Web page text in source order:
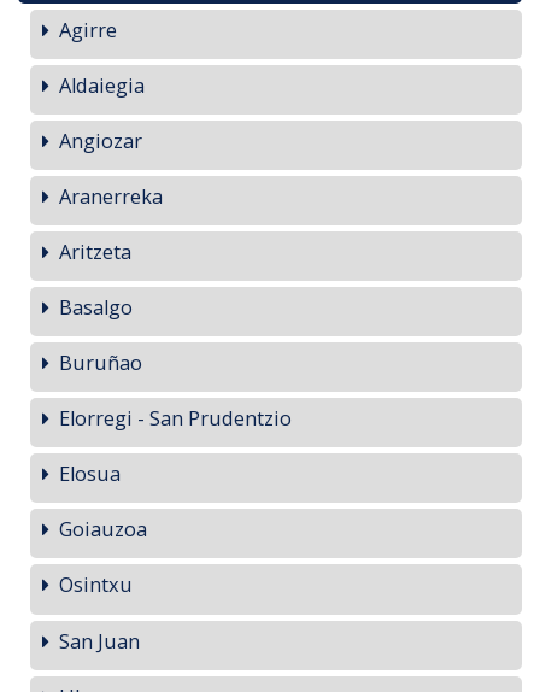
Agirre
Aldaiegia
Angiozar
Aranerreka
Aritzeta
Basalgo
Buruñao
Elorregi - San Prudentzio
Elosua
Goiauzoa
Osintxu
San Juan